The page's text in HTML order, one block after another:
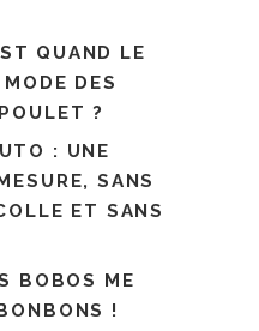
QUAND LE
DES
?
: UNE
SANS
ET SANS
BOBOS ME
!